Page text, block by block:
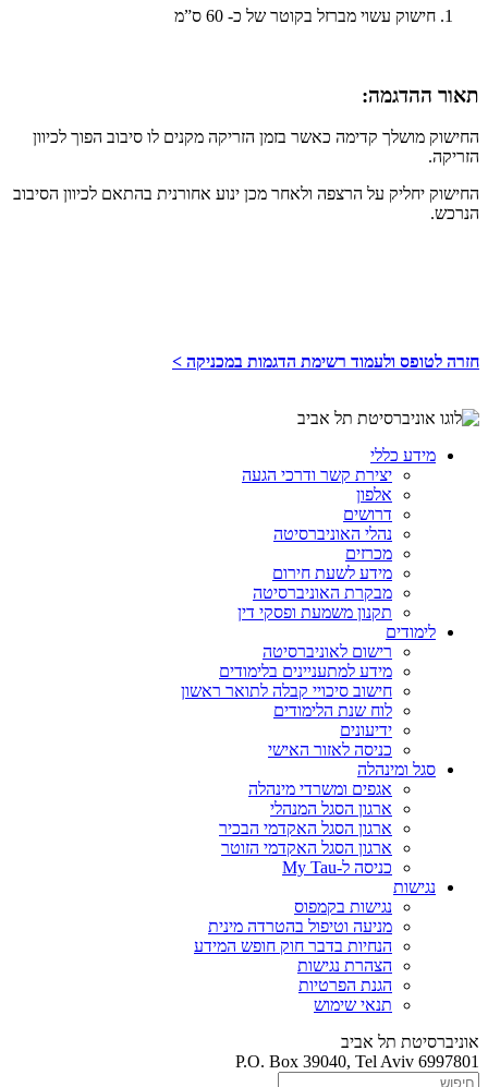
חישוק עשוי מברזל בקוטר של כ- 60 ס”מ
תאור ההדגמה:​
החישוק מושלך קדימה כאשר בזמן הזריקה מקנים לו סיבוב הפוך לכיוון
הזריקה.
החישוק יחליק על הרצפה ולאחר מכן ינוע אחורנית בהתאם לכיוון הסיבוב
הנרכש.
חזרה לטופס ולעמוד רשימת הדגמות במכניקה >
מידע כללי
יצירת קשר ודרכי הגעה
אלפון
דרושים
נהלי האוניברסיטה
מכרזים
מידע לשעת חירום
מבקרת האוניברסיטה
תקנון משמעת ופסקי דין
לימודים
רישום לאוניברסיטה
מידע למתעניינים בלימודים
חישוב סיכויי קבלה לתואר ראשון
לוח שנת הלימודים
ידיעונים
כניסה לאזור האישי
סגל ומינהלה
אגפים ומשרדי מינהלה
ארגון הסגל המנהלי
ארגון הסגל האקדמי הבכיר
ארגון הסגל האקדמי הזוטר
כניסה ל-My Tau
נגישות
נגישות בקמפוס
מניעה וטיפול בהטרדה מינית
הנחיות בדבר חוק חופש המידע
הצהרת נגישות
הגנת הפרטיות
תנאי שימוש
אוניברסיטת תל אביב
P.O. Box 39040, Tel Aviv 6997801